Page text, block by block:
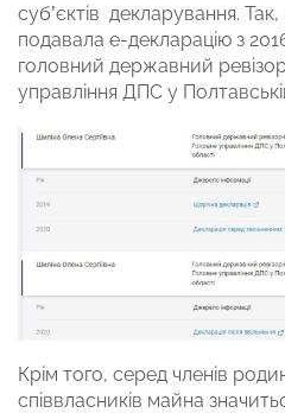
суб’єктів декларування.
подавала е-декларацію з
головний державний
управління ДПС у
Крім того, серед членів
співвласників майна